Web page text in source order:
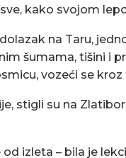
kako svojom
na Taru,
šumama, tišini i
vozeći se
stigli su na
izleta – bila je